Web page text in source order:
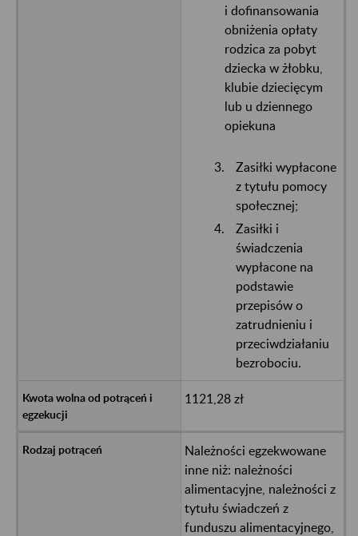
i dofinansowania
obniżenia opłaty
rodzica za pobyt
dziecka w żłobku,
klubie dziecięcym
lub u dziennego
opiekuna
Zasiłki wypłacone
z tytułu pomocy
społecznej;
Zasiłki i
świadczenia
wypłacone na
podstawie
przepisów o
zatrudnieniu i
przeciwdziałaniu
bezrobociu.
1121,28 zł
Należności egzekwowane
inne niż: należności
alimentacyjne, należności z
tytułu świadczeń z
funduszu alimentacyjnego,